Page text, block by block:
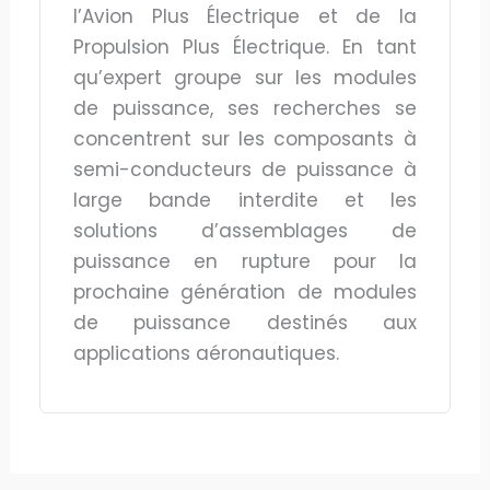
l’Avion Plus Électrique et de la
Propulsion Plus Électrique. En tant
qu’expert groupe sur les modules
de puissance, ses recherches se
concentrent sur les composants à
semi-conducteurs de puissance à
large bande interdite et les
solutions d’assemblages de
puissance en rupture pour la
prochaine génération de modules
de puissance destinés aux
applications aéronautiques.